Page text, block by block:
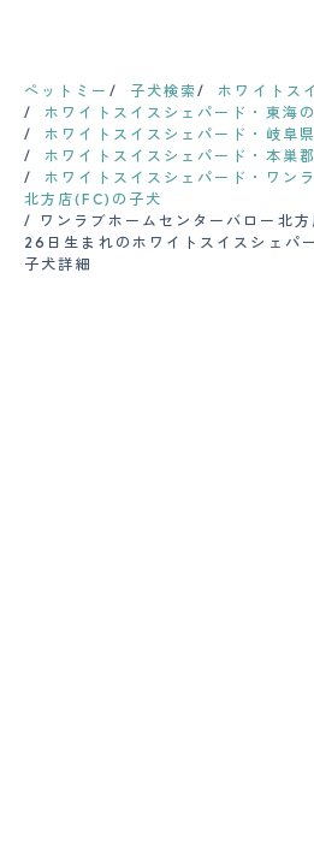
ペットミー 子犬検索
ホワイトス
ホワイトスイスシェパード・東海
ホワイトスイスシェパード・岐阜
ホワイトスイスシェパード・本巣
ホワイトスイスシェパード・ワン
北方店(FC)の子犬
ワンラブホームセンターバロー北
26日生まれのホワイトスイスシェパ
子犬詳細